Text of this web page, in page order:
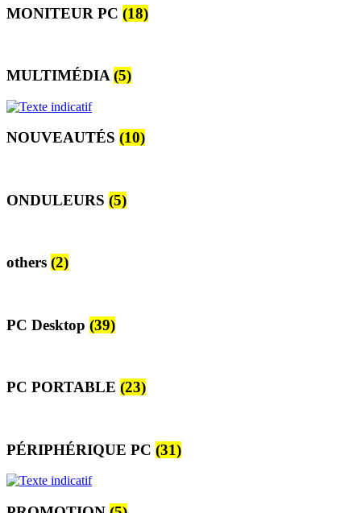
MONITEUR PC (18)
MULTIMÉDIA (5)
NOUVEAUTÉS (10)
ONDULEURS (5)
others (2)
PC Desktop (39)
PC PORTABLE (23)
PÉRIPHÉRIQUE PC (31)